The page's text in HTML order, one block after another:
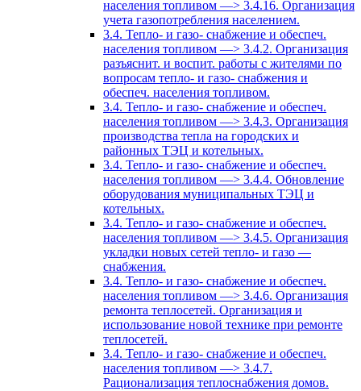
населения топливом —> 3.4.16. Организация
учета газопотребления населением.
3.4. Тепло- и газо- снабжение и обеспеч.
населения топливом —> 3.4.2. Организация
разъяснит. и воспит. работы с жителями по
вопросам тепло- и газо- снабжения и
обеспеч. населения топливом.
3.4. Тепло- и газо- снабжение и обеспеч.
населения топливом —> 3.4.3. Организация
производства тепла на городских и
районных ТЭЦ и котельных.
3.4. Тепло- и газо- снабжение и обеспеч.
населения топливом —> 3.4.4. Обновление
оборудования муниципальных ТЭЦ и
котельных.
3.4. Тепло- и газо- снабжение и обеспеч.
населения топливом —> 3.4.5. Организация
укладки новых сетей тепло- и газо —
снабжения.
3.4. Тепло- и газо- снабжение и обеспеч.
населения топливом —> 3.4.6. Организация
ремонта теплосетей. Организация и
использование новой технике при ремонте
теплосетей.
3.4. Тепло- и газо- снабжение и обеспеч.
населения топливом —> 3.4.7.
Рационализация теплоснабжения домов.